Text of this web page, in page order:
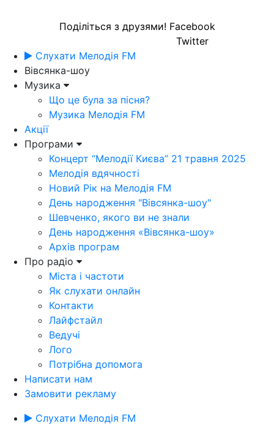
Поділіться з друзями! Facebook
Twitter
Слухати Мелодія FM
Вівсянка-шоу
Музика
Що це була за пісня?
Музика Мелодія FM
Акції
Програми
Концерт “Мелодії Києва” 21 травня 2025
Мелодія вдячності
Новий Рік на Мелодія FM
День народження "Вівсянка-шоу"
Шевченко, якого ви не знали
День народження «Вівсянка-шоу»
Архів програм
Про радіо
Міста і частоти
Як слухати онлайн
Контакти
Лайфстайл
Ведучі
Лого
Потрібна допомога
Написати нам
Замовити рекламу
Слухати Мелодія FM